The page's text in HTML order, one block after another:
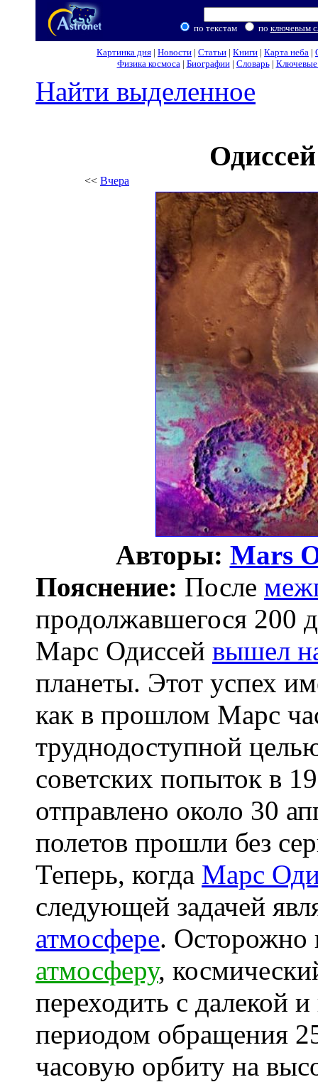
по текстам по ключевым
Картинка дня | Новости | Статьи | Книги | Карта неба |
Физика космоса| Биографии| Словарь| Ключевые
Найти выделенное
<< Вчера
Авторы: Mars
Пояснение: После
продолжавшегося 200
Марс Одиссей вышел
планеты. Этот успех
как в прошлом Марс
труднодоступной
советских попыток в
отправлено около 30
полетов прошли без
Теперь, когда Марс
следующей задачей
атмосфере. Осторожно
атмосферу,
переходить с далекой
периодом обращения
часовую орбиту на